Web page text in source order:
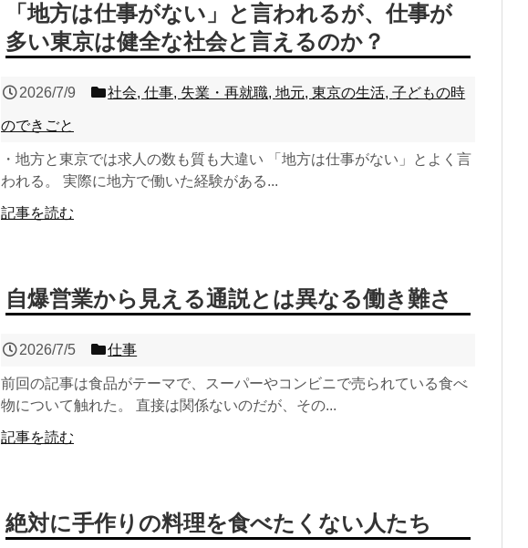
「地方は仕事がない」と言われるが、仕事が
多い東京は健全な社会と言えるのか？
2026/7/9 社会,仕事, 失業・再就職,地元,東京の生活,子どもの時
のできごと
・地方と東京では求人の数も質も大違い 「地方は仕事がない」とよく言
われる。 実際に地方で働いた経験がある...
記事を読む
自爆営業から見える通説とは異なる働き難さ
2026/7/5 仕事
前回の記事は食品がテーマで、スーパーやコンビニで売られている食べ
物について触れた。 直接は関係ないのだが、その...
記事を読む
絶対に手作りの料理を食べたくない人たち